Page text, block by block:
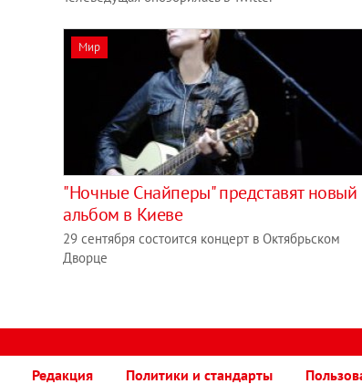
Мир
"Ночные Снайперы" представят новый
альбом в Киеве
29 сентября состоится концерт в Октябрьском
Дворце
Редакция Политики и стандарты